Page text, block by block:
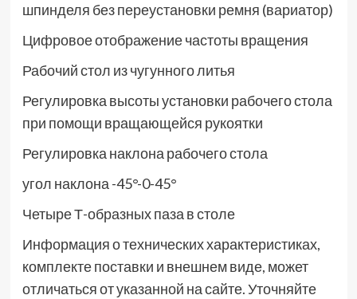
шпинделя без переустановки ремня (вариатор)
Цифровое отображение частоты вращения
Рабочий стол из чугунного литья
Регулировка высоты установки рабочего стола
при помощи вращающейся рукоятки
Регулировка наклона рабочего стола
угол наклона -45°-0-45°
Четыре Т-образных паза в столе
Информация о технических характеристиках,
комплекте поставки и внешнем виде, может
отличаться от указанной на сайте. Уточняйте